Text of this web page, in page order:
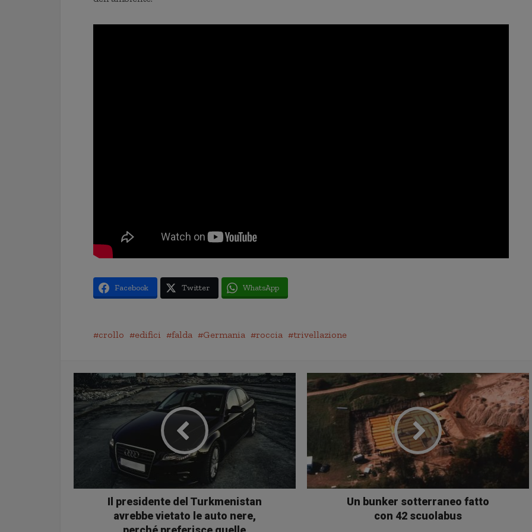
Facebook Twitter WhatsApp
crollo edifici falda Germania roccia trivellazione
Il presidente del Turkmenistan
avrebbe vietato le auto nere,
Un bunker sotterraneo fatto
con 42 scuolabus